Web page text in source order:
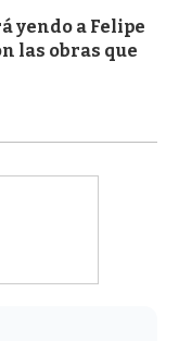
yendo a Felipe
las obras que